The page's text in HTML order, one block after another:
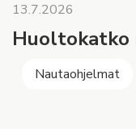
13.7.2026
Huoltokatko
Nautaohjelmat